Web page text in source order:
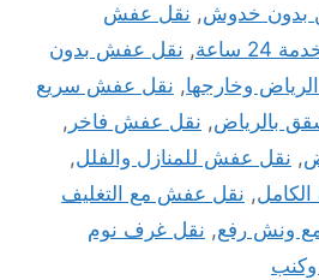
بدون خدوش, نقل عفش
ساعة , نقل عفش بدون
وخارجها, نقل عفش سريع
بالرياض, نقل عفش فاخر ,
, نقل عفش للمنازل والفلل,
, نقل عفش مع التغليف
ونش رفع, نقل غرف نوم